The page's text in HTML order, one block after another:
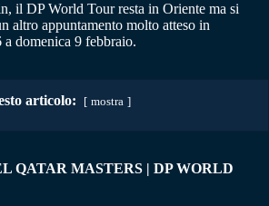
il DP World Tour resta in Oriente ma si
altro appuntamento molto atteso in
domenica 9 febbraio.
articolo: mostra
QATAR MASTERS | DP WORLD